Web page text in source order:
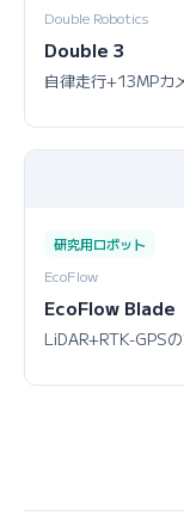
Double Robotics
Double 3
自律走行+13MPカ
研究用ロボット
EcoFlow
EcoFlow Blade
LiDAR+RTK-GPS